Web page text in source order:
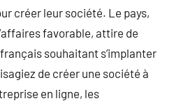
créer leur société. Le pays,
favorable, attire de
souhaitant s’implanter
de créer une société à
en ligne, les